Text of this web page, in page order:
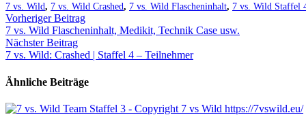
7 vs. Wild, 7 vs. Wild Crashed, 7 vs. Wild Flascheninhalt, 7 vs. Wild Staffel
Vorheriger Beitrag
7 vs. Wild Flascheninhalt, Medikit, Technik Case usw.
Nächster Beitrag
7 vs. Wild: Crashed | Staffel 4 – Teilnehmer
Ähnliche Beiträge